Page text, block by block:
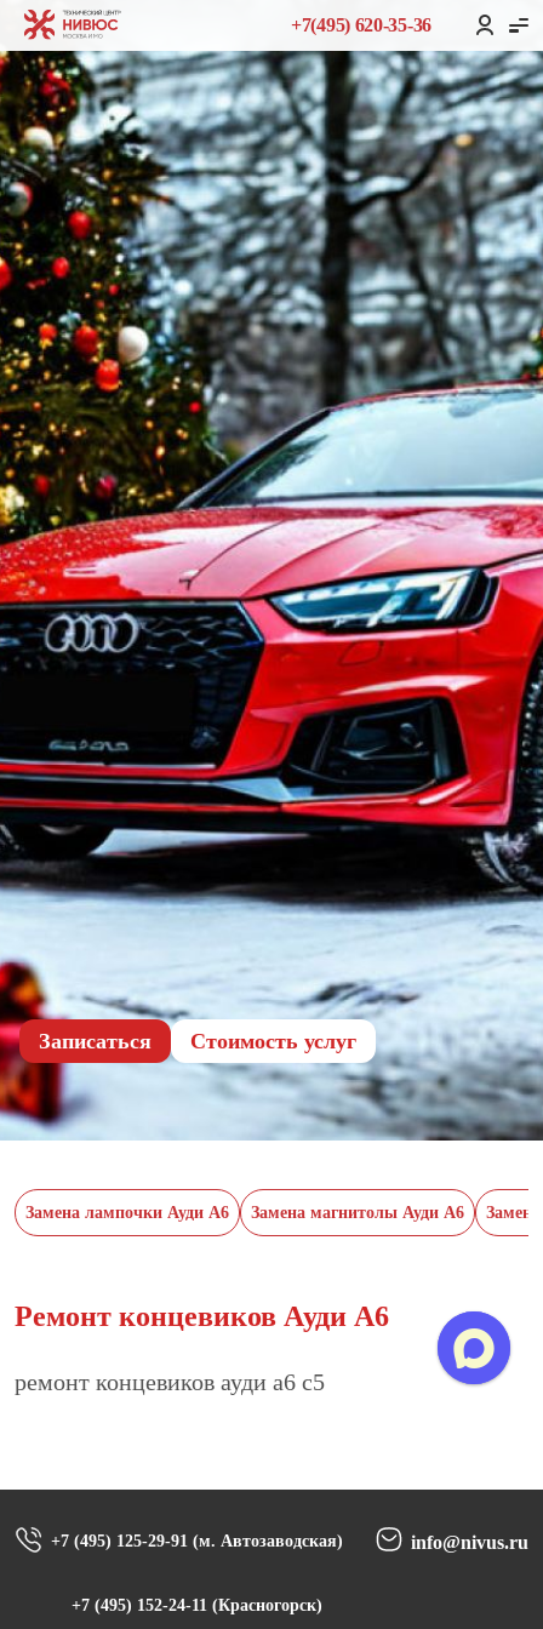
+7(495) 620-35-36
Записаться Cтоимость услуг
Замена лампочки Ауди А6 Замена магнитолы Ауди А6
Ремонт концевиков Ауди А6
ремонт концевиков ауди а6 с5
+7 (495) 125-29-91 (м. Автозаводская)
+7 (495) 152-24-11 (Красногорск)
info@nivus.ru